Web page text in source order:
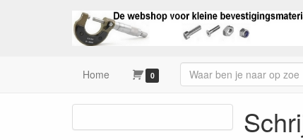
Home 0